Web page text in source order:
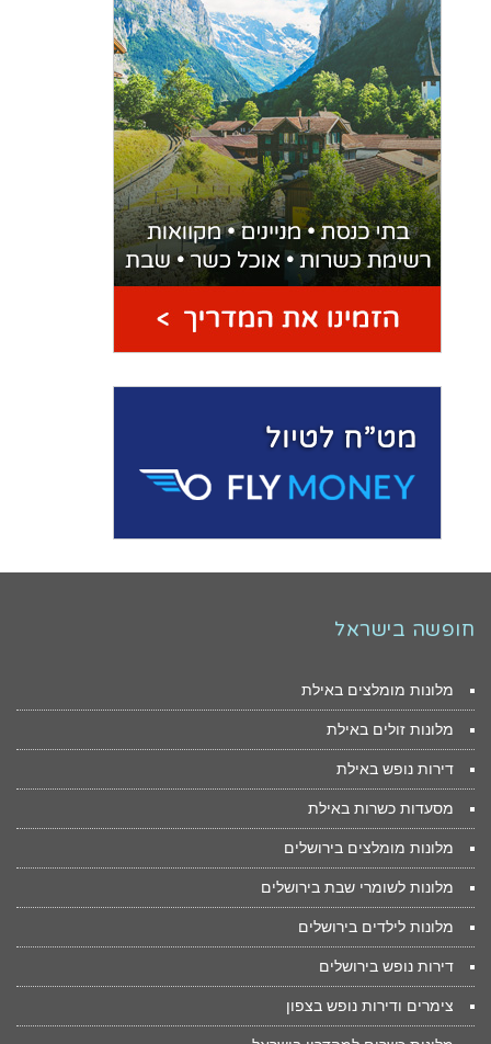
חופשה בישראל
מלונות מומלצים באילת
מלונות זולים באילת
דירות נופש באילת
מסעדות כשרות באילת
מלונות מומלצים בירושלים
מלונות לשומרי שבת בירושלים
מלונות לילדים בירושלים
דירות נופש בירושלים
צימרים ודירות נופש בצפון